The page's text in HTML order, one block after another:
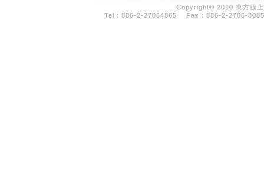
Copyright© 2010 東方線
Tel：886-2-27064865 Fax：886-2-2706-